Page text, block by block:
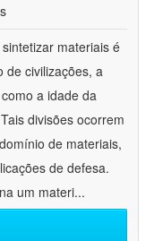
materiais é
de civilizações, a
a idade da
divisões ocorrem
de materiais,
de defesa.
um materi...